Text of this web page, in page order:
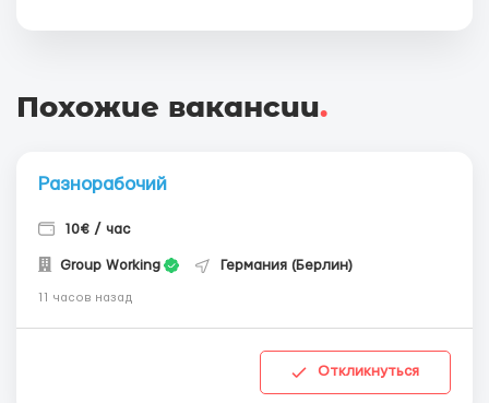
Похожие вакансии.
Разнорабочий
10€ / час
Group Working Германия (Берлин)
11 часов назад
Откликнуться